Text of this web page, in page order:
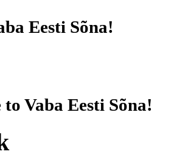
Eesti Sõna!
Vaba Eesti Sõna!